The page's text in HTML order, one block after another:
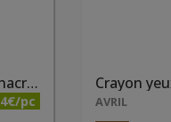
Crayon yeux Aubergine nacré bio
4€/pc
Crayon
AVRIL